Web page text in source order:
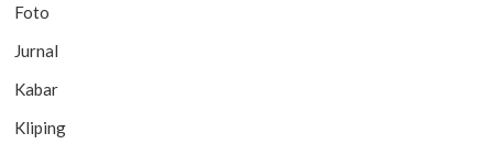
Foto
Jurnal
Kabar
Kliping